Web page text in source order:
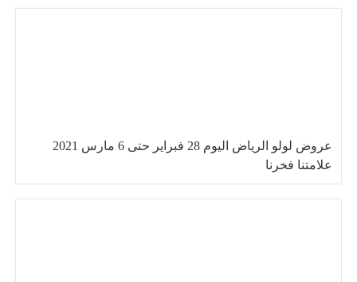
عروض لولو الرياض اليوم 28 فبراير حتى 6 مارس 2021
علامتنا فخرنا